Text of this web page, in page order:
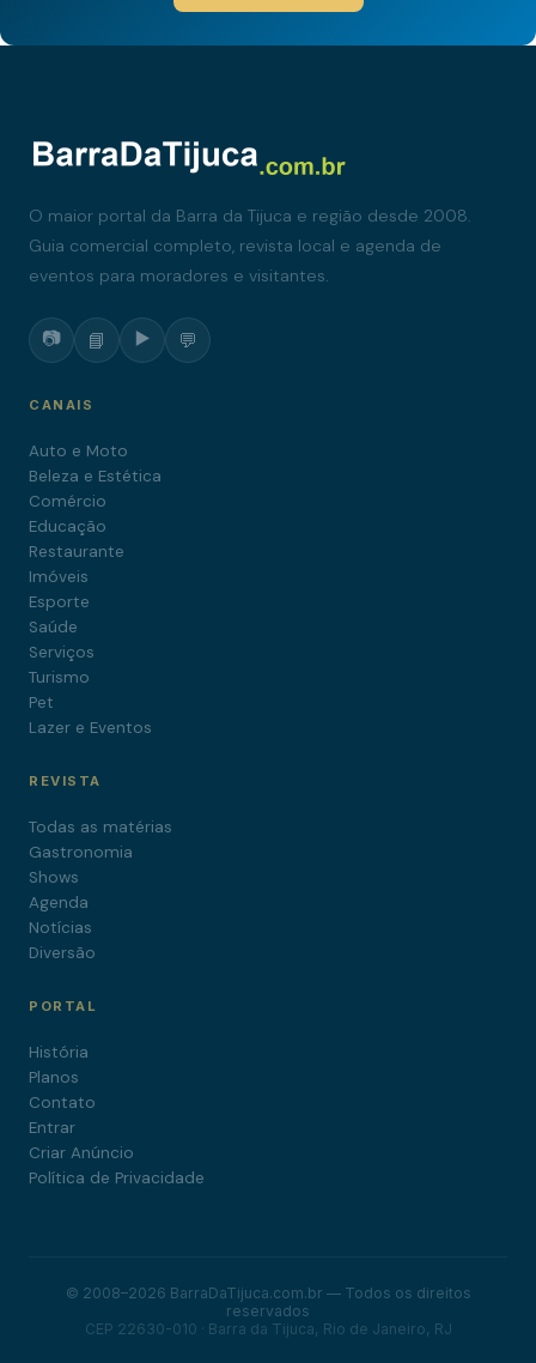
O maior portal da Barra da Tijuca e região desde 2008.
Guia comercial completo, revista local e agenda de
eventos para moradores e visitantes.
📷 📘 ▶️ 💬
CANAIS
Auto e Moto
Beleza e Estética
Comércio
Educação
Restaurante
Imóveis
Esporte
Saúde
Serviços
Turismo
Pet
Lazer e Eventos
REVISTA
Todas as matérias
Gastronomia
Shows
Agenda
Notícias
Diversão
PORTAL
História
Planos
Contato
Entrar
Criar Anúncio
Política de Privacidade
© 2008–2026 BarraDaTijuca.com.br — Todos os direitos
reservados
CEP 22630-010 · Barra da Tijuca, Rio de Janeiro, RJ